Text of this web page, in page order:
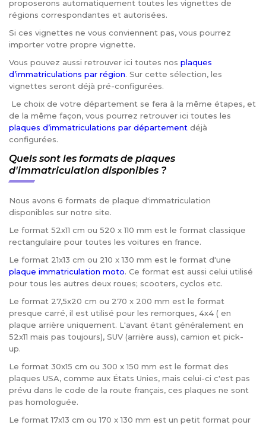
proposerons automatiquement toutes les vignettes de
régions correspondantes et autorisées.
Si ces vignettes ne vous conviennent pas, vous pourrez
importer votre propre vignette.
Vous pouvez aussi retrouver ici toutes nos plaques
d’immatriculations par région. Sur cette sélection, les
vignettes seront déjà pré-configurées.
Le choix de votre département se fera à la même étapes, et
de la même façon, vous pourrez retrouver ici toutes les
plaques d’immatriculations par département déjà
configurées.
Quels sont les formats de plaques
d'immatriculation disponibles ?
Nous avons 6 formats de plaque d'immatriculation
disponibles sur notre site.
Le format 52x11 cm ou 520 x 110 mm est le format classique
rectangulaire pour toutes les voitures en france.
Le format 21x13 cm ou 210 x 130 mm est le format d'une
plaque immatriculation moto. Ce format est aussi celui utilisé
pour tous les autres deux roues; scooters, cyclos etc.
Le format 27,5x20 cm ou 270 x 200 mm est le format
presque carré, il est utilisé pour les remorques, 4x4 ( en
plaque arrière uniquement. L'avant étant généralement en
52x11 mais pas toujours), SUV (arrière auss), camion et pick-
up.
Le format 30x15 cm ou 300 x 150 mm est le format des
plaques USA, comme aux États Unies, mais celui-ci c'est pas
prévu dans le code de la route français, ces plaques ne sont
pas homologuée.
Le format 17x13 cm ou 170 x 130 mm est un petit format pour